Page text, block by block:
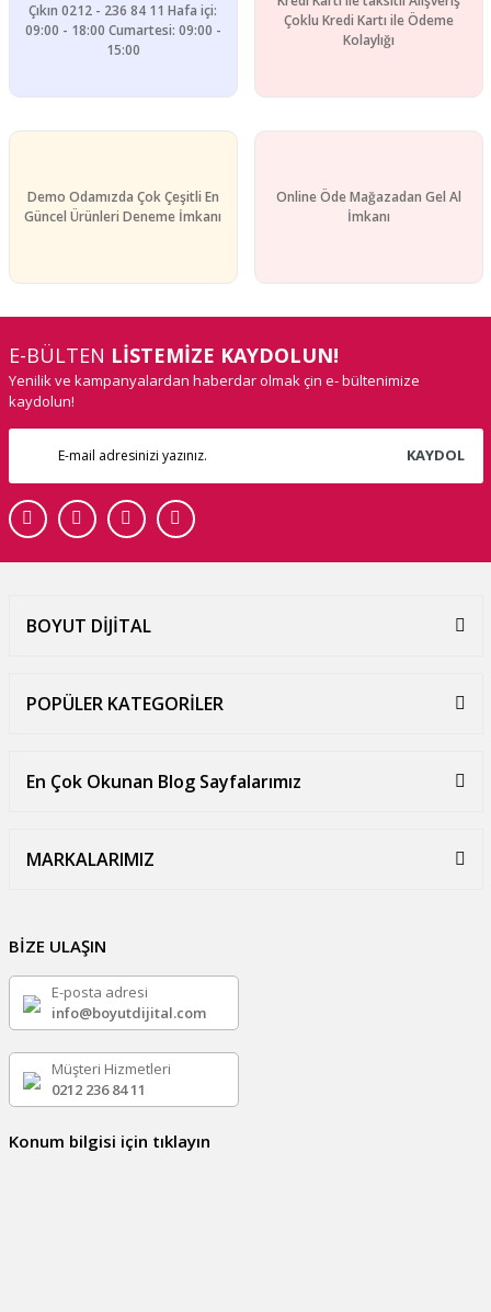
Çıkın 0212 - 236 84 11 Hafa içi:
09:00 - 18:00 Cumartesi: 09:00 -
15:00
Çoklu Kredi Kartı ile Ödeme
Kolaylığı
Demo Odamızda Çok Çeşitli En
Güncel Ürünleri Deneme İmkanı
Online Öde Mağazadan Gel Al
İmkanı
E-BÜLTEN LİSTEMİZE KAYDOLUN!
Yenilik ve kampanyalardan haberdar olmak çin e- bültenimize
kaydolun!
KAYDOL
BOYUT DİJİTAL
POPÜLER KATEGORİLER
En Çok Okunan Blog Sayfalarımız
MARKALARIMIZ
BİZE ULAŞIN
E-posta adresi
info@boyutdijital.com
Müşteri Hizmetleri
0212 236 84 11
Konum bilgisi için tıklayın